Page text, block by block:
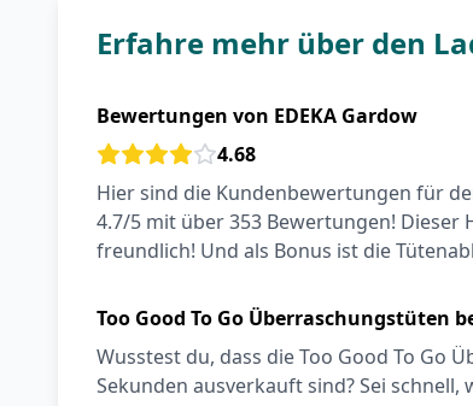
Erfahre mehr über den
Bewertungen von EDEKA Gardow
4.68
Hier sind die Kundenbewertungen für
4.7/5 mit über 353 Bewertungen!
freundlich! Und als Bonus ist die
Too Good To Go Überraschungstüten
Wusstest du, dass die Too Good To Go
Sekunden ausverkauft sind? Sei